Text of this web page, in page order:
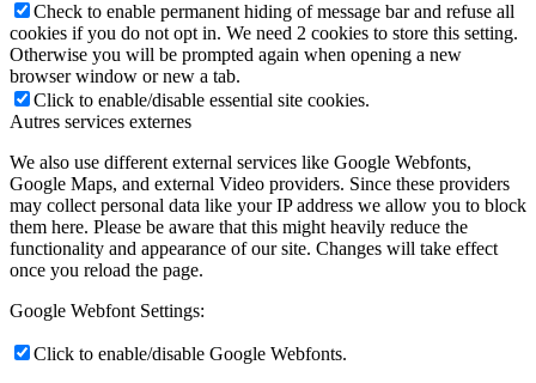
Check to enable permanent hiding of message bar and refuse all
cookies if you do not opt in. We need 2 cookies to store this setting.
Otherwise you will be prompted again when opening a new
browser window or new a tab.
Click to enable/disable essential site cookies.
Autres services externes
We also use different external services like Google Webfonts,
Google Maps, and external Video providers. Since these providers
may collect personal data like your IP address we allow you to block
them here. Please be aware that this might heavily reduce the
functionality and appearance of our site. Changes will take effect
once you reload the page.
Google Webfont Settings:
Click to enable/disable Google Webfonts.